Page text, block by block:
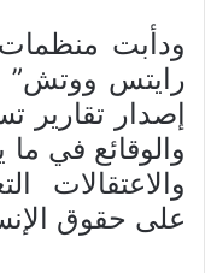
ودأبت
رايتس ووتش”
إصدار تقارير
والوقائع في ما
والاعتقالات
على حقوق